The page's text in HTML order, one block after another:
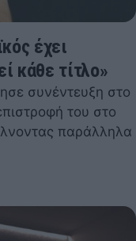
έχει
κάθε τίτλο»
συνέντευξη στο
του στο
παράλληλα